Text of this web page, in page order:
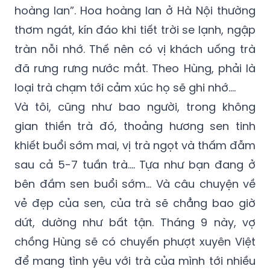
hoàng lan”. Hoa hoàng lan ở Hà Nội thường
thơm ngát, kín đáo khi tiết trời se lạnh, ngập
tràn nỗi nhớ. Thế nên có vị khách uống trà
đã rưng rưng nước mắt. Theo Hùng, phải là
loại trà chạm tới cảm xúc họ sẽ ghi nhớ….
Và tôi, cũng như bao người, trong không
gian thiền trà đó, thoảng hương sen tinh
khiết buổi sớm mai, vị trà ngọt và thấm đẫm
sau cả 5-7 tuần trà…. Tựa như bạn đang ở
bên đầm sen buổi sớm… Và câu chuyện về
vẻ đẹp của sen, của trà sẽ chẳng bao giờ
dứt, dường như bất tận. Tháng 9 này, vợ
chồng Hùng sẽ có chuyến phượt xuyên Việt
để mang tình yêu với trà của mình tới nhiều